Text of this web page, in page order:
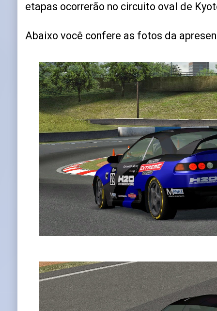
etapas ocorrerão no circuito oval de
Abaixo você confere as fotos da